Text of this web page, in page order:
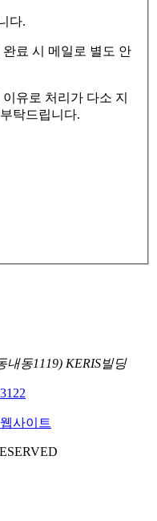
다.
료 시 메일로 별도 안
유로 처리가 다소 지
탁드립니다.
내동1119) KERIS빌딩